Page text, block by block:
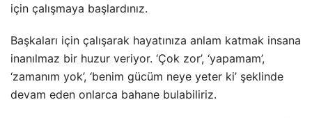
için çalışmaya başlardınız.
Başkaları için çalışarak hayatınıza anlam katmak insana
inanılmaz bir huzur veriyor. ‘Çok zor’, ‘yapamam’,
‘zamanım yok’, ‘benim gücüm neye yeter ki’ şeklinde
devam eden onlarca bahane bulabiliriz.